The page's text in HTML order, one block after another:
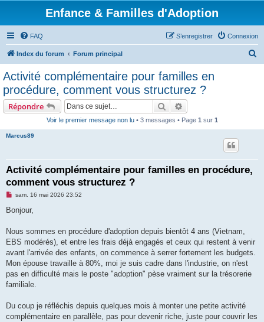
Enfance & Familles d'Adoption
FAQ Connexion
S’enregistrer
Index du forum Forum principal
Activité complémentaire pour familles en
procédure, comment vous structurez ?
Répondre Rechercher
Voir le premier message non lu• 3 messages • Page 1 sur 1
Marcus89
Activité complémentaire pour familles en procédure,
comment vous structurez ?
M
s
g
n
o
l
u
sam. 16 mai 2026 23:52
Bonjour,
Nous sommes en procédure d'adoption depuis bientôt 4 ans (Vietnam,
EBS modérés), et entre les frais déjà engagés et ceux qui restent à venir
avant l'arrivée des enfants, on commence à serrer fortement les budgets.
Mon épouse travaille à 80%, moi je suis cadre dans l'industrie, on n'est
pas en difficulté mais le poste "adoption" pèse vraiment sur la trésorerie
familiale.
Du coup je réfléchis depuis quelques mois à monter une petite activité
complémentaire en parallèle, pas pour devenir riche, juste pour couvrir les